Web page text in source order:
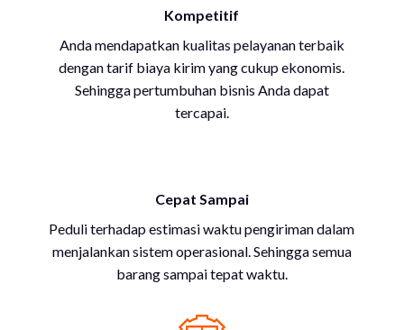
Kompetitif
Anda mendapatkan kualitas pelayanan terbaik
dengan tarif biaya kirim yang cukup ekonomis.
Sehingga pertumbuhan bisnis Anda dapat
tercapai.
Cepat Sampai
Peduli terhadap estimasi waktu pengiriman dalam
menjalankan sistem operasional. Sehingga semua
barang sampai tepat waktu.